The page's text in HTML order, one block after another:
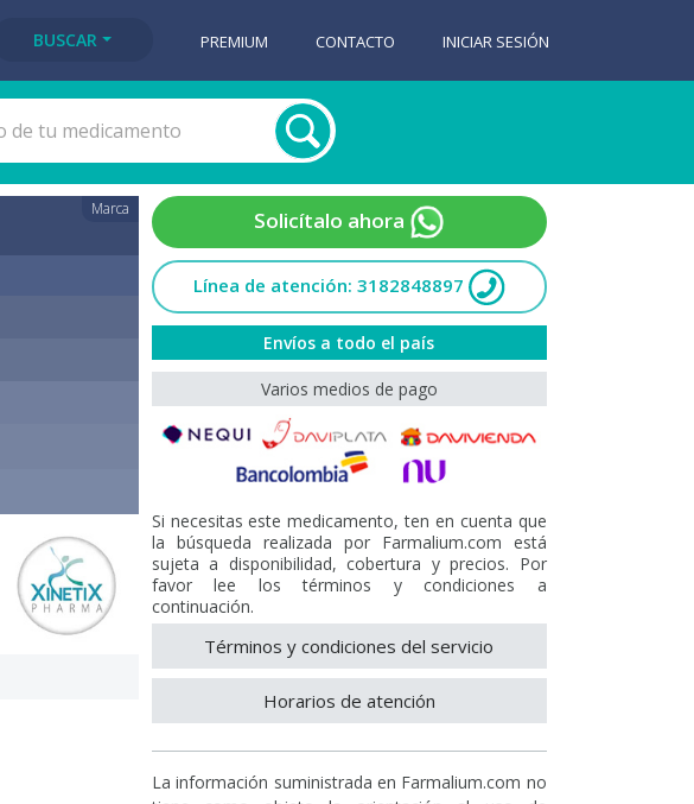
BUSCAR PREMIUM CONTACTO INICIAR SESIÓN
Marca Solicítalo ahora
Línea de atención: 3182848897
Envíos a todo el país
Varios medios de pago
Si necesitas este medicamento, ten en cuenta que
la búsqueda realizada por Farmalium.com está
sujeta a disponibilidad, cobertura y precios. Por
favor lee los términos y condiciones a
continuación.
Términos y condiciones del servicio
Horarios de atención
La información suministrada en Farmalium.com no